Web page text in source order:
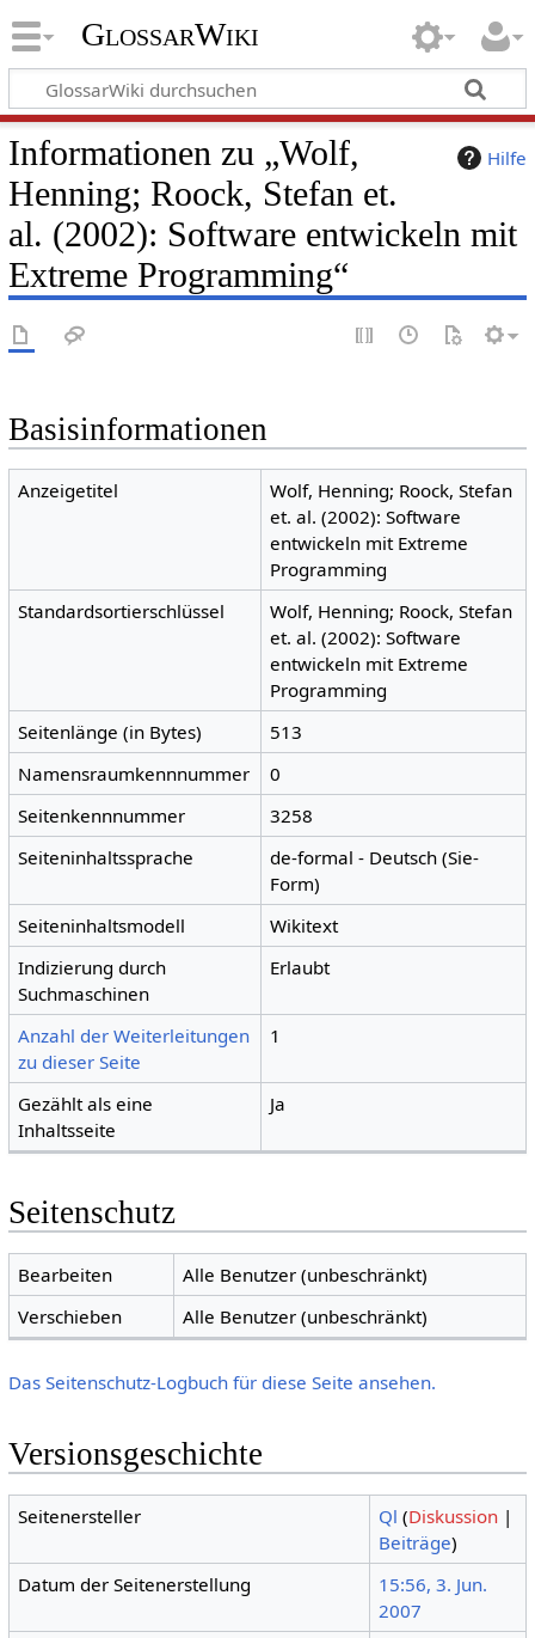
GlossarWiki
Hilfe
Informationen zu „Wolf,
Henning; Roock, Stefan et.
al. (2002): Software entwickeln mit
Extreme Programming“
Basisinformationen
Anzeigetitel
Wolf, Henning; Roock, Stefan
et. al. (2002): Software
entwickeln mit Extreme
Programming
Standardsortierschlüssel
Wolf, Henning; Roock, Stefan
et. al. (2002): Software
entwickeln mit Extreme
Programming
Seitenlänge (in Bytes)
513
Namensraumkennnummer
0
Seitenkennnummer
3258
Seiteninhaltssprache
de-formal - Deutsch (Sie-
Form)
Seiteninhaltsmodell
Wikitext
Indizierung durch
Suchmaschinen
Erlaubt
Anzahl der Weiterleitungen
zu dieser Seite
1
Gezählt als eine
Inhaltsseite
Ja
Seitenschutz
Bearbeiten
Alle Benutzer (unbeschränkt)
Verschieben
Alle Benutzer (unbeschränkt)
Das Seitenschutz-Logbuch für diese Seite ansehen.
Versionsgeschichte
Seitenersteller Ql (Diskussion |
Beiträge)
Datum der Seitenerstellung
15:56, 3. Jun.
2007